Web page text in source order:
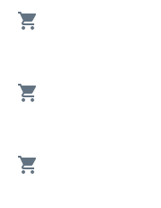
ทึ่ง
มหากาพย์
รมณ์,